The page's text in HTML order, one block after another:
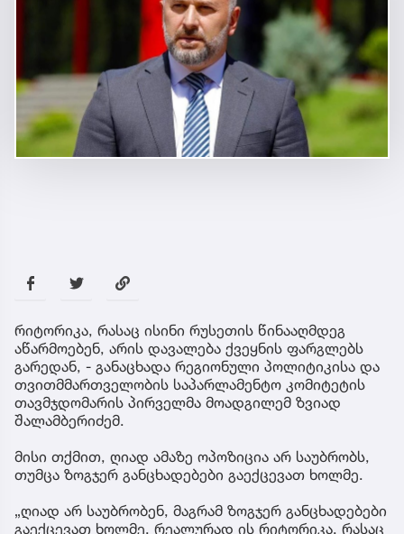
რიტორიკა, რასაც ისინი რუსეთის წინააღმდეგ
აწარმოებენ, არის დავალება ქვეყნის ფარგლებს
გარედან, - განაცხადა რეგიონული პოლიტიკისა და
თვითმმართველობის საპარლამენტო კომიტეტის
თავმჯდომარის პირველმა მოადგილემ ზვიად
შალამბერიძემ.
მისი თქმით, ღიად ამაზე ოპოზიცია არ საუბრობს,
თუმცა ზოგჯერ განცხადებები გაექცევათ ხოლმე.
„ღიად არ საუბრობენ, მაგრამ ზოგჯერ განცხადებები
გაექცევათ ხოლმე. რეალურად ის რიტორიკა, რასაც